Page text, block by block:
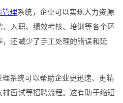
管理系统，企业可以实现人力资源
入职、绩效考核、培训等各个环
还减少了手工处理的错误和延
系统可以帮助企业更迅速、更精
面试等招聘流程。这有助于缩短